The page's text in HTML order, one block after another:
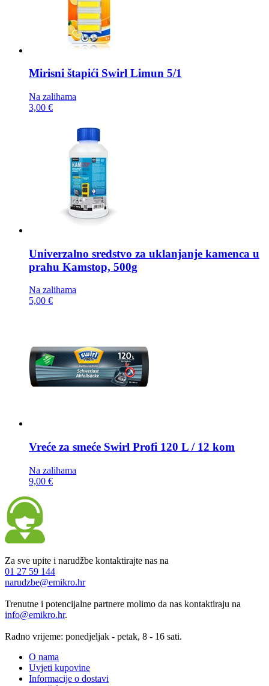
Mirisni štapići Swirl Limun 5/1
Na zalihama
3,00 €
Univerzalno sredstvo za uklanjanje kamenca u
prahu Kamstop, 500g
Na zalihama
5,00 €
Vreće za smeće Swirl Profi 120 L / 12 kom
Na zalihama
9,00 €
Za sve upite i narudžbe kontaktirajte nas na
01 27 59 144
narudzbe@emikro.hr
Trenutne i potencijalne partnere molimo da nas kontaktiraju na
info@emikro.hr.
Radno vrijeme: ponedjeljak - petak, 8 - 16 sati.
O nama
Uvjeti kupovine
Informacije o dostavi